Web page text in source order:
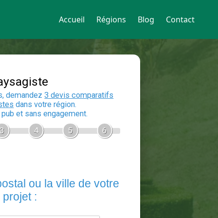
Accueil Régions Blog Contact
Devis Paysagiste
En 5 minutes, demandez
auxpaysagistesdans votre région.
Gratuit, sans pub et sans engagement.